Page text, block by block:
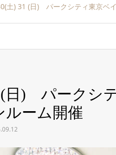
土) 31 (日) パークシティ東京ベ
(日) パークシ
ーム開催